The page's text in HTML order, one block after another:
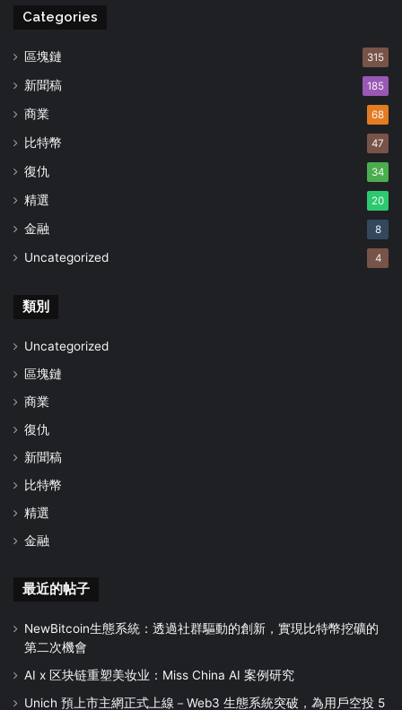
Categories
區塊鏈 315
新聞稿 185
商業 68
比特幣 47
復仇 34
精選 20
金融 8
Uncategorized 4
類別
Uncategorized
區塊鏈
商業
復仇
新聞稿
比特幣
精選
金融
最近的帖子
NewBitcoin生態系統：透過社群驅動的創新，實現比特幣挖礦的
第二次機會
AI x 区块链重塑美妆业：Miss China AI 案例研究
Unich 預上市主網正式上線－Web3 生態系統突破，為用戶空投 5